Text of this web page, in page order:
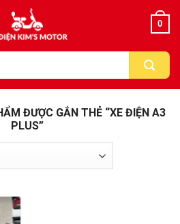
0
ĐƯỢC GẮN THẺ “XE ĐIỆN A3
PLUS”